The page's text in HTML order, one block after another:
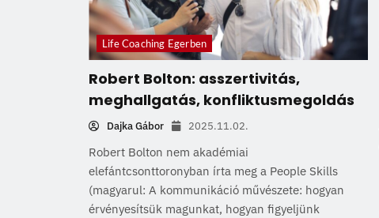
Life Coaching Egerben
Robert Bolton: asszertivitás,
meghallgatás, konfliktusmegoldás
Dajka Gábor 2025.11.02.
Robert Bolton nem akadémiai
elefántcsonttoronyban írta meg a People Skills
(magyarul: A kommunikáció művészete: hogyan
érvényesítsük magunkat, hogyan figyeljünk